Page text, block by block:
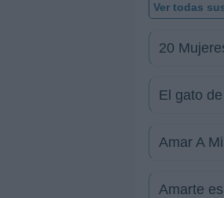
Ver todas
20
El gato
Amar A
Amarte